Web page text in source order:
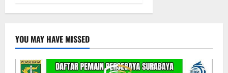
YOU MAY HAVE MISSED